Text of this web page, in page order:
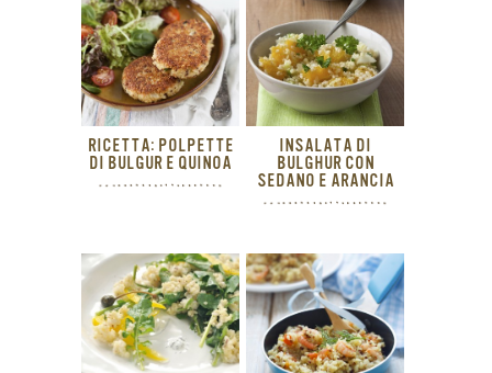
RICETTA: POLPETTE
DI BULGUR E QUINOA
INSALATA DI
BULGHUR CON
SEDANO E ARANCIA